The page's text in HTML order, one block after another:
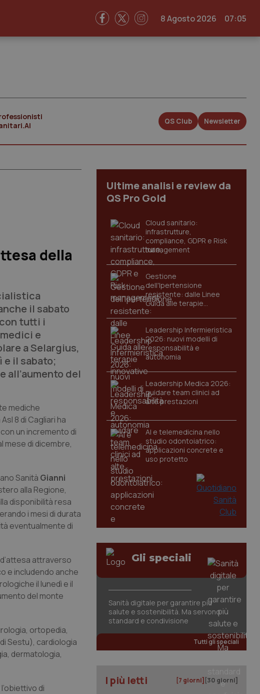
8 Agosto 2026 07:05
QS Club Newsletter
della
il sabato
tutti i
e
a Selargius,
il sabato;
all’aumento del
mediche
8 di Cagliari ha
un incremento di
mese di dicembre,
Sanità Gianni
alla Regione,
disponibilità resa
i mesi di durata
eventualmente di
attraverso
e includendo anche
il lunedì e il
del monte
ortopedia,
Sestu), cardiologia
dermatologia,
di
Ultime analisi e review da
QS Pro Gold
Cloud sanitario:
infrastrutture,
compliance, GDPR e Risk
management
Gestione
dell'Ipertensione
resistente: dalle Linee
Guida alle terapie
innovative
Leadership Infermieristica
2026: nuovi modelli di
responsabilità e
autonomia
Leadership Medica 2026:
guidare team clinici ad
alte prestazioni
AI e telemedicina nello
studio odontoiatrico:
applicazioni concrete e
uso protetto
Gli speciali
Sanità digitale per garantire più
salute e sostenibilità. Ma servono
standard e condivisione
Tutti gli speciali
I più letti [7 giorni] [30 giorni]